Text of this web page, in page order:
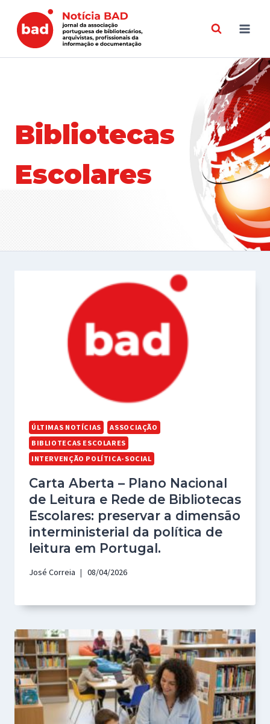
content
Bibliotecas
Escolares
ÚLTIMAS NOTÍCIAS
ASSOCIAÇÃO
BIBLIOTECAS ESCOLARES
INTERVENÇÃO POLÍTICA-SOCIAL
Carta Aberta – Plano Nacional
de Leitura e Rede de Bibliotecas
Escolares: preservar a dimensão
interministerial da política de
leitura em Portugal.
José Correia 08/04/2026